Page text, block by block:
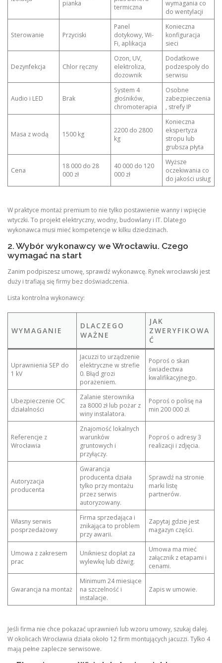
pianka
termiczna
wymagania co
do wentylacji
Sterowanie Przyciski
Panel
dotykowy, Wi-
Fi, aplikacja
Konieczna
konfiguracja
sieci
Dezynfekcja Chlor ręczny
Ozon, UV,
elektroliza,
dozownik
Dodatkowe
podzespoły do
serwisu
Audio i LED Brak
System 4
głośników,
chromoterapia
Osobne
zabezpieczenia
, strefy IP
Masa z wodą 1500 kg
2200 do 2800
kg
Konieczna
ekspertyza
stropu lub
grubsza płyta
Cena
18 000 do 28
000 zł
40 000 do 120
000 zł
Wyższe
oczekiwania co
do jakości usług
W praktyce montaż premium to nie tylko postawienie wanny i wpięcie
wtyczki. To projekt elektryczny, wodny, budowlany i IT. Dlatego
wykonawca musi mieć kompetencje w kilku dziedzinach.
2. Wybór wykonawcy we Wrocławiu. Czego
wymagać na start
Zanim podpiszesz umowę, sprawdź wykonawcę. Rynek wrocławski jest
duży i trafiają się firmy bez doświadczenia.
Lista kontrolna wykonawcy:
WYMAGANIE
DLACZEGO
WAŻNE
JAK
ZWERYFIKOWA
Ć
Uprawnienia SEP do
1 kV
Jacuzzi to urządzenie
elektryczne w strefie
0. Błąd grozi
porażeniem.
Poproś o skan
świadectwa
kwalifikacyjnego.
Ubezpieczenie OC
działalności
Zalanie sterownika
za 8000 zł lub pożar z
winy instalatora.
Poproś o polisę na
min 200 000 zł.
Referencje z
Wrocławia
Znajomość lokalnych
warunków
gruntowych i
przyłączy.
Poproś o adresy 3
realizacji i zdjęcia.
Autoryzacja
producenta
Gwarancja
producenta działa
tylko przy montażu
przez serwis
autoryzowany.
Sprawdź na stronie
marki listę
partnerów.
Własny serwis
posprzedażowy
Firma sprzedająca i
znikająca to problem
przy awarii.
Zapytaj gdzie jest
magazyn części.
Umowa z zakresem
prac
Unikniesz dopłat za
wylewkę lub dźwig.
Umowa ma mieć
załącznik z etapami i
cenami.
Gwarancja na montaż
Minimum 24 miesiące
na szczelność i
instalacje.
Zapis w umowie.
Jeśli firma nie chce pokazać uprawnień lub wzoru umowy, szukaj dalej.
W okolicach Wrocławia działa około 12 firm montujących jacuzzi. Tylko 4
mają pełne zaplecze serwisowe.